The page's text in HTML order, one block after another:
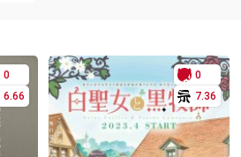
0
6.66
0
7.36